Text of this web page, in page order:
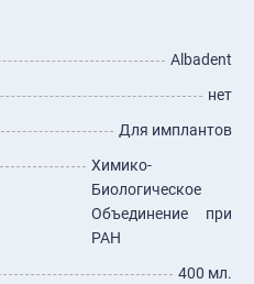
Albadent
нет
Для имплантов
Химико-
Биологическое
Объединение при
РАН
400 мл.